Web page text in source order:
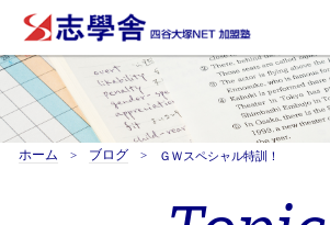
ホーム ブログ ＧＷスペシャル特訓！